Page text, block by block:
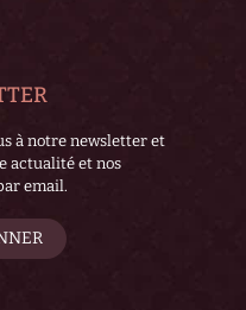
à notre newsletter et
actualité et nos
email.